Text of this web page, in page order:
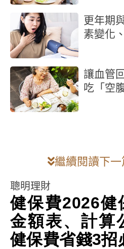
更年期
素變化
讓血管
吃「空
繼續閱讀下
聰明理財
健保費2026健
金額表、計算
健保費省錢3招